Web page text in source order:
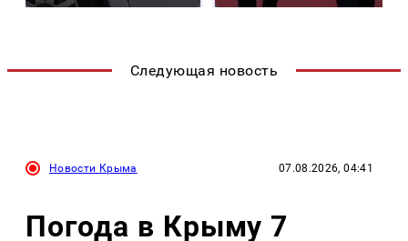
Следующая новость
Новости Крыма 07.08.2026, 04:41
Погода в Крыму 7